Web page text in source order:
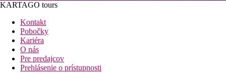
KARTAGO tours
Kontakt
Pobočky
Kariéra
O nás
Pre predajcov
Prehlásenie o prístupnosti